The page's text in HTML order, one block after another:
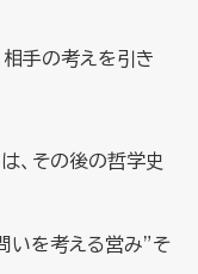
手の考えを引き
、その後の哲学史
いを考える営み”そ